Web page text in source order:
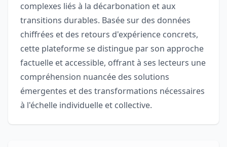
complexes liés à la décarbonation et aux
transitions durables. Basée sur des données
chiffrées et des retours d'expérience concrets,
cette plateforme se distingue par son approche
factuelle et accessible, offrant à ses lecteurs une
compréhension nuancée des solutions
émergentes et des transformations nécessaires
à l'échelle individuelle et collective.